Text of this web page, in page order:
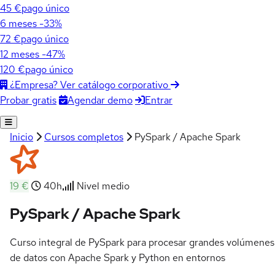
45 €pago único
6 meses -33%
72 €pago único
12 meses -47%
120 €pago único
¿Empresa? Ver catálogo corporativo
Probar gratis
Agendar demo Entrar
Inicio Cursos completos PySpark / Apache Spark
19 € 40h Nivel medio
PySpark / Apache Spark
Curso integral de PySpark para procesar grandes volúmenes
de datos con Apache Spark y Python en entornos